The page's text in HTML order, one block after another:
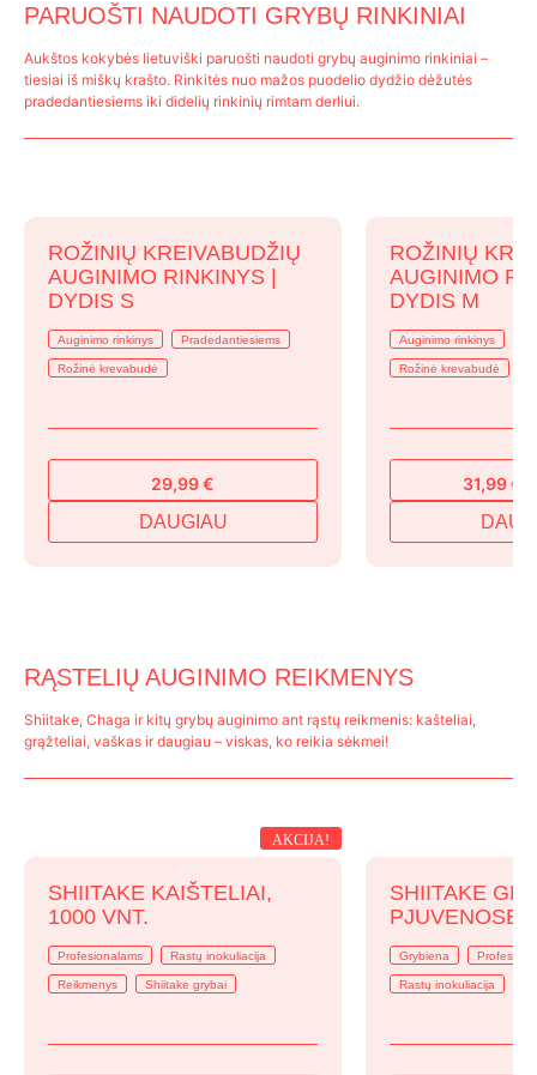
PARUOŠTI NAUDOTI GRYBŲ RINKINIAI
Aukštos kokybės lietuviški paruošti naudoti grybų auginimo rinkiniai –
tiesiai iš miškų krašto. Rinkitės nuo mažos puodelio dydžio dėžutės
pradedantiesiems iki didelių rinkinių rimtam derliui.
ROŽINIŲ KREIVABUDŽIŲ
AUGINIMO RINKINYS |
DYDIS S
Auginimo rinkinys Pradedantiesiems
Rožinė krevabudė
29,99€
DAUGIAU
ROŽINIŲ
AUGINIMO
DYDIS M
Auginimo rinkinys
Rožinė krevabudė
Original
price
was:
31,99€
Current
price
is:
RĄSTELIŲ AUGINIMO REIKMENYS
Shiitake, Chaga ir kitų grybų auginimo ant rąstų reikmenis: kašteliai,
grąžteliai, vaškas ir daugiau – viskas, ko reikia sėkmei!
AKCIJA!
SHIITAKE KAIŠTELIAI,
1000 VNT.
Profesionalams Rastų inokuliacija
Reikmenys Shiitake grybai
SHIITAKE
PJUVENOSE,
Grybiena
Rastų inokuliacija